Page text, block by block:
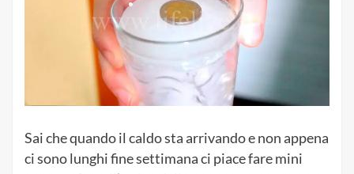
Sai che quando il caldo sta arrivando e non appena
ci sono lunghi fine settimana ci piace fare mini